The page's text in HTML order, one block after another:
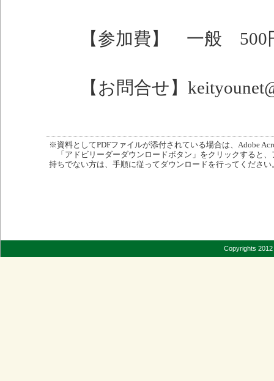
【参加費】 一般
【お問合せ】
※資料としてPDFファイルが添付されている場合は、Adobe
「アドビリーダーダウンロードボタン」をクリックすると
持ちでない方は、手順に従ってダウンロードを行ってください
Copyrights